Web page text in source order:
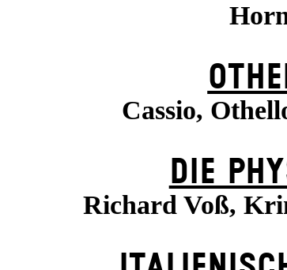
Cassio,
DIE
Richard Voß,